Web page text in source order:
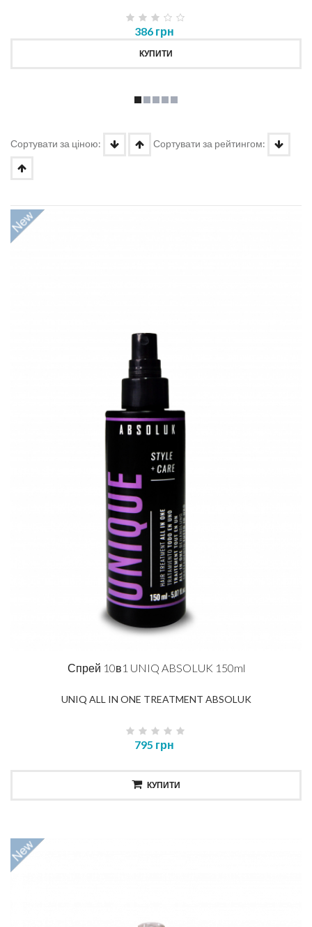
386 грн
КУПИТИ
Сортувати за ціною: Сортувати за рейтингом:
Спрей 10в1 UNIQ ABSOLUK 150ml
UNIQ ALL IN ONE TREATMENT ABSOLUK
795 грн
КУПИТИ